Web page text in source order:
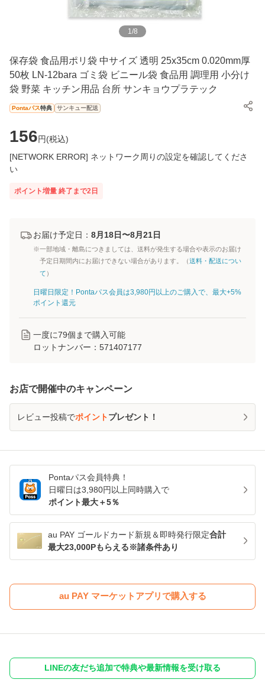
1 /8
保存袋 食品用ポリ袋 中サイズ 透明 25x35cm 0.020mm厚
50枚 LN-12bara ゴミ袋 ビニール袋 食品用 調理用 小分け
袋 野菜 キッチン用品 台所 サンキョウプラテック
Pontaパス特典 サンキュー配送
156円(税込)
[NETWORK ERROR] ネットワーク周りの設定を確認してくださ
い
ポイント増量 終了まで2 日
お届け予定日： 8月18日〜8月21日
※一部地域・離島につきましては、送料が発生する場合や表示のお届け
予定日期間内にお届けできない場合があります。（送料・配送につい
て ）
日曜日限定！Pontaパス会員は3,980円以上のご購入で、最大+5%
ポイント還元
一度に79個まで購入可能
ロットナンバー： 571407177
お店で開催中のキャンペーン
レビュー投稿でポイントプレゼント！
Pontaパス会員特典！
日曜日は3,980円以上同時購入で
ポイント最大＋5％
au PAY ゴールドカード新規＆即時発行限定合計
最大23,000Pもらえる※諸条件あり
au PAY マーケットアプリで購入する
LINEの友だち追加で特典や最新情報を受け取る